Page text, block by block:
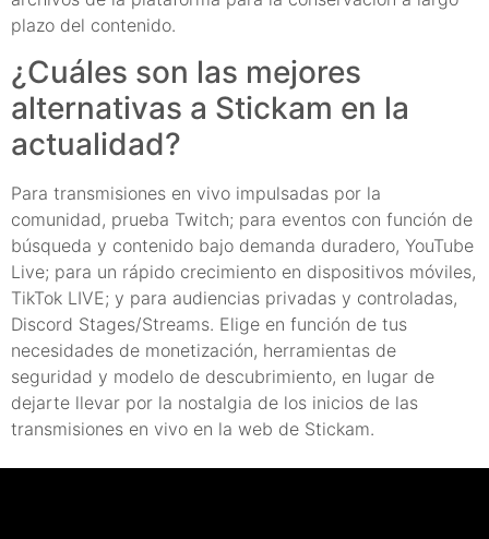
plazo del contenido.
¿Cuáles son las mejores
alternativas a Stickam en la
actualidad?
Para transmisiones en vivo impulsadas por la
comunidad, prueba Twitch; para eventos con función de
búsqueda y contenido bajo demanda duradero, YouTube
Live; para un rápido crecimiento en dispositivos móviles,
TikTok LIVE; y para audiencias privadas y controladas,
Discord Stages/Streams. Elige en función de tus
necesidades de monetización, herramientas de
seguridad y modelo de descubrimiento, en lugar de
dejarte llevar por la nostalgia de los inicios de las
transmisiones en vivo en la web de Stickam.